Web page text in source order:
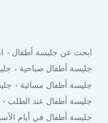
ابحث عن جليسة أطفال
جليسة أطفال صباحية
جليسة أطفال مسائية
جليسة أطفال عند الطلب
جليسة أطفال في أيام